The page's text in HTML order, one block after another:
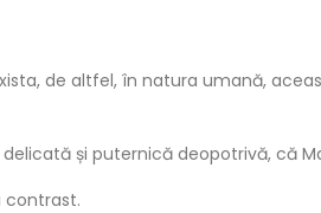
de altfel, în natura umană,
și puternică deopotrivă, că
contrast.